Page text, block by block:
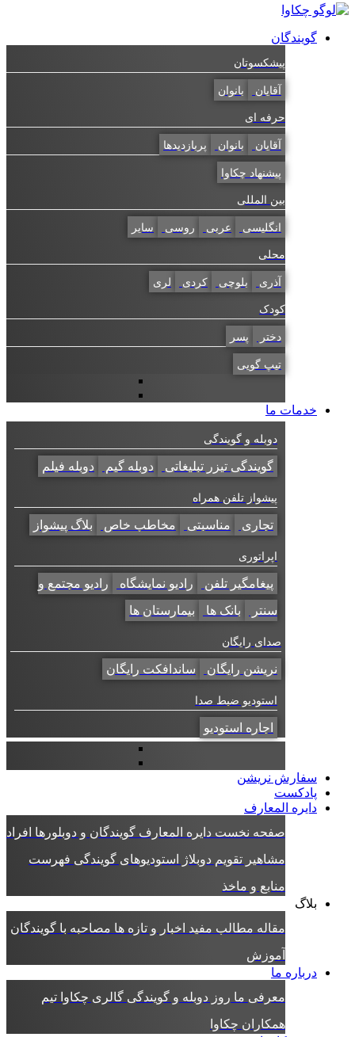
گویندگان
پیشکسوتان
بانوان
حرفه ای
بانوان پربازدیدها
پیشنهاد چکاوا
بین المللی
انگلیسی عربی روسی سایر
محلی
بلوچی کردی لری
کودک
پسر
تیپ گویی
خدمات ما
دوبله و گویندگی
گویندگی تیزر تبلیغاتی دوبله گیم دوبله فیلم
پیشواز تلفن همراه
تجاری مناسبتی مخاطب خاص بلاگ پیشواز
اپراتوری
پیغامگیر تلفن رادیو نمایشگاه رادیو مجتمع و
سنتر بانک ها بیمارستان ها
صدای رایگان
نریشن رایگان ساندافکت رایگان
استودیو ضبط صدا
اجاره استودیو
سفارش نریشن
پادکست
دایره المعارف
صفحه نخست دایره المعارفگویندگان و دوبلورهاافراد
مشاهیرتقویم دوبلاژاستودیوهای گویندگیفهرست
منابع و ماخذ
بلاگ
مقالهمطالب مفیداخبار و تازه ها مصاحبه با گویندگان
آموزش
درباره ما
معرفی ماروز دوبله و گویندگیگالری چکاواتیم
همکاران چکاوا